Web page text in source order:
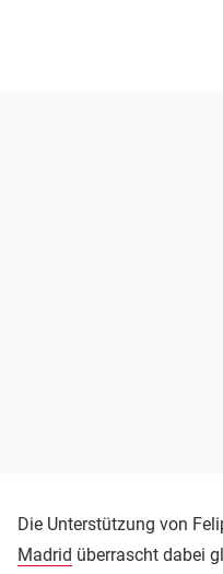
Die Unterstützung von
Madrid überrascht dabei